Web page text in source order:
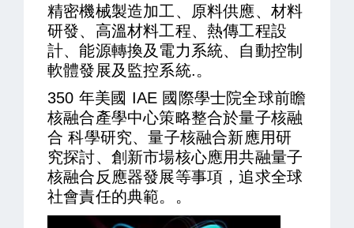
精密機械製造加工、原料供應、材料
研發、高溫材料工程、熱傳工程設
計、能源轉換及電力系統、自動控制
軟體發展及監控系統.。
350 年美國 IAE 國際學士院全球前瞻
核融合產學中心策略整合於量子核融
合 科學研究、量子核融合新應用研
究探討、創新市場核心應用共融量子
核融合反應器發展等事項，追求全球
社會責任的典範。。